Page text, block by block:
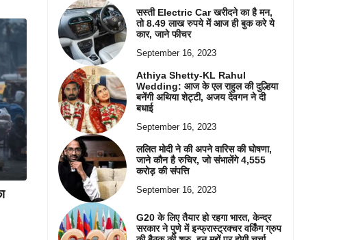
सस्ती Electric Car खरीदने का है मन,
तो 8.49 लाख रुपये में आज ही बुक करे ये
कार, जाने फीचर
September 16, 2023
Athiya Shetty-KL Rahul
Wedding: आज के एल राहुल की दुल्हिया
बनेंगी अथिया शेट्टी, अजय देवगन ने दी
बधाई
September 16, 2023
ललित मोदी ने की अपने वारिस की घोषणा,
जाने कौन है रुचिर, जो संभालेंगे 4,555
करोड़ की संपत्ति
September 16, 2023
G20 के लिए तैयार हो रहगा भारत, केन्द्र
सरकार ने पुणे में इन्फ्रास्ट्रक्चर वर्किंग ग्रुप